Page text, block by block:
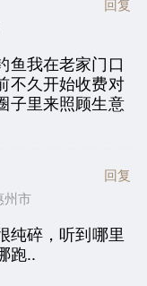
鱼我在老家门口
不久开始收费对
子里来照顾生意
市
回复
纯碎，听到哪里
跑..